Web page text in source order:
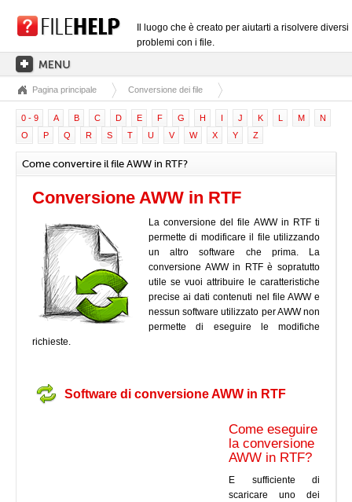
Il luogo che è creato per aiutarti a risolvere diversi
problemi con i file.
PAGINA PRINCIPALE
CATEGORIE DELLE ESTENSIONI
CATEGORIE DEI DRIVER
FILE DLL
CONVERSIONI DI FILE
SOFTWARE
Pagina principale Conversione dei file
0 - 9 A B C D E F G H I J K L M
N
O
P Q R S T U V W X Y Z
Come convertire il file AWW in RTF?
Conversione AWW in RTF
La conversione del file AWW in RTF ti
permette di modificare il file utilizzando
un altro software che prima. La
conversione AWW in RTF è sopratutto
utile se vuoi attribuire le caratteristiche
precise ai dati contenuti nel file AWW e
nessun software utilizzato per AWW non
permette di eseguire le modifiche
richieste.
Software di conversione AWW in RTF
Come eseguire
la conversione
AWW in RTF?
E sufficiente di
scaricare uno dei